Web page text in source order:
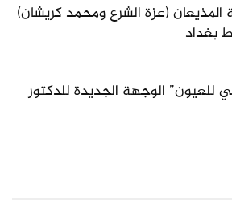
المذيعان (عزة الشرع ومحمد كريشان)
بغداد
للعيون” الوجهة الجديدة للدكتور